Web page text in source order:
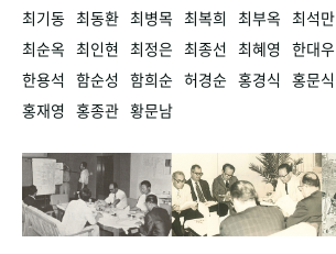
최기동 최동환 최병목 최복희 최부옥 최석만
최순옥 최인현 최정은 최종선 최혜영 한대우
한용석 함순성 함희순 허경순 홍경식 홍문식
홍재영 홍종관 황문남